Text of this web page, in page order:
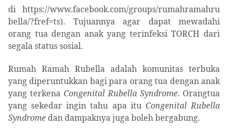
di https://www.facebook.com/groups/rumahramahru
bella/?fref=ts). Tujuannya agar dapat mewadahi
orang tua dengan anak yang terinfeksi TORCH dari
segala status sosial.
Rumah Ramah Rubella adalah komunitas terbuka
yang diperuntukkan bagi para orang tua dengan anak
yang terkena Congenital Rubella Syndrome. Orangtua
yang sekedar ingin tahu apa itu Congenital Rubella
Syndrome dan dampaknya juga boleh bergabung.